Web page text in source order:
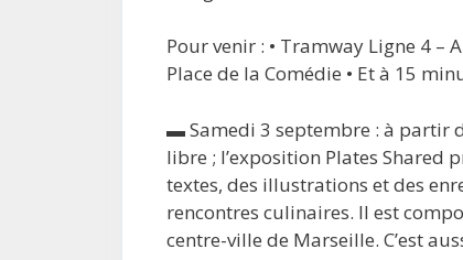
Pour venir : • Tramway Ligne 4 –
Place de la Comédie • Et à 15
▬ Samedi 3 septembre : à partir
libre ; l’exposition Plates Shared
textes, des illustrations et des
rencontres culinaires. Il est
centre-ville de Marseille. C’est